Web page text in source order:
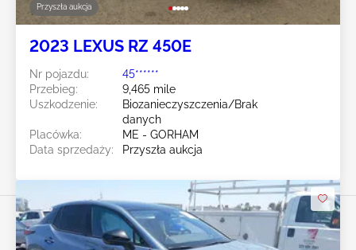
Przyszła aukcja
2023 LEXUS RZ 450E
Nr pojazdu:
45******
Przebieg:
9,465 mile
Uszkodzenie:
Biozanieczyszczenia/Brak
danych
Placówka:
ME - GORHAM
Data sprzedaży:
Przyszła aukcja